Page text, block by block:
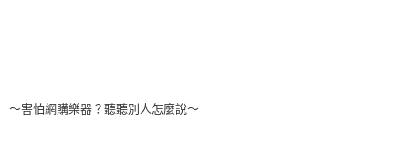
～害怕網購樂器？聽聽別人怎麼說～